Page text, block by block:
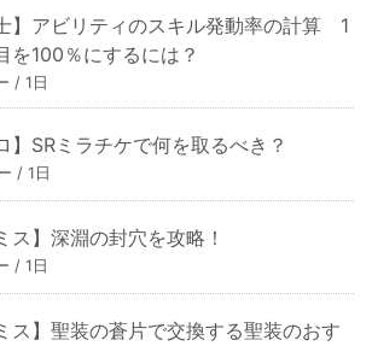
】アビリティのスキル発動率の計算 1
を100％にするには？
/ 1日
】SRミラチケで何を取るべき？
/ 1日
ス】深淵の封穴を攻略！
/ 1日
ス】聖装の蒼片で交換する聖装のおす